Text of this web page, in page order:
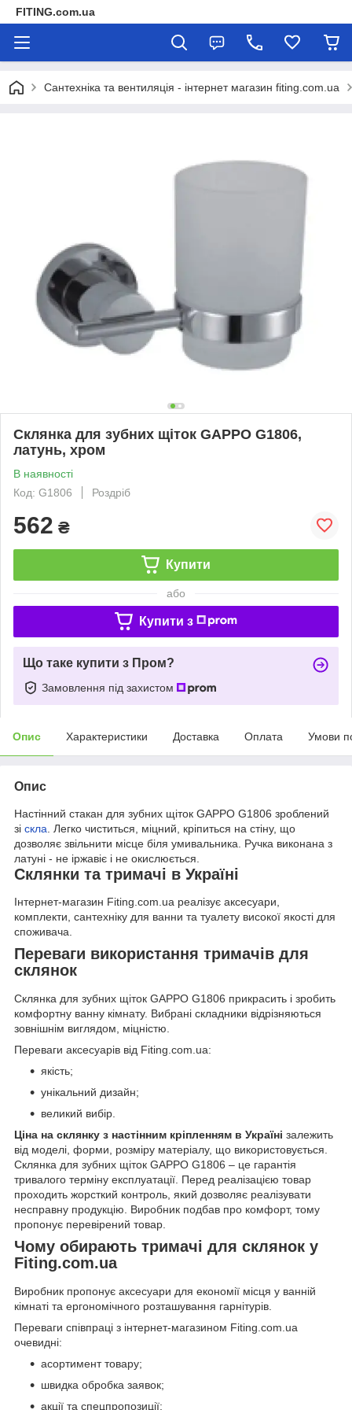
FITING.com.ua
Сантехніка та вентиляція - інтернет магазин fiting.com.ua
Склянка для зубних щіток GAPPO G1806,
латунь, хром
В наявності
Код: G1806
Роздріб
562 ₴
Купити
або
Купити з
Що таке купити з Пром?
Замовлення під захистом
Опис Характеристики Доставка Оплата Умови
Опис
Настінний стакан для зубних щіток GAPPO G1806 зроблений
зі скла . Легко чиститься, міцний, кріпиться на стіну, що
дозволяє звільнити місце біля умивальника. Ручка виконана з
латуні - не іржавіє і не окислюється.
Склянки та тримачі в Україні
Інтернет-магазин Fiting.com.ua реалізує аксесуари,
комплекти, сантехніку для ванни та туалету високої якості для
споживача.
Переваги використання тримачів для
склянок
Склянка для зубних щіток GAPPO G1806 прикрасить і зробить
комфортну ванну кімнату. Вибрані складники відрізняються
зовнішнім виглядом, міцністю.
Переваги аксесуарів від Fiting.com.ua:
якість;
унікальний дизайн;
великий вибір.
Ціна на склянку з настінним кріпленням в Україні залежить
від моделі, форми, розміру матеріалу, що використовується.
Склянка для зубних щіток GAPPO G1806 – це гарантія
тривалого терміну експлуатації. Перед реалізацією товар
проходить жорсткий контроль, який дозволяє реалізувати
несправну продукцію. Виробник подбав про комфорт, тому
пропонує перевірений товар.
Чому обирають тримачі для склянок у
Fiting.com.ua
Виробник пропонує аксесуари для економії місця у ванній
кімнаті та ергономічного розташування гарнітурів.
Переваги співпраці з інтернет-магазином Fiting.com.ua
очевидні:
асортимент товару;
швидка обробка заявок;
акції та спецпропозиції;